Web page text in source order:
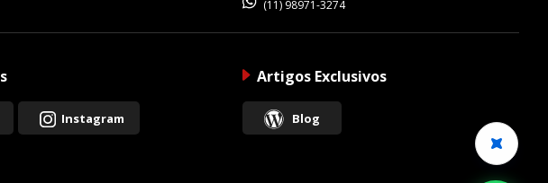
(11) 98971-3274
Instagram
Artigos Exclusivos
Blog